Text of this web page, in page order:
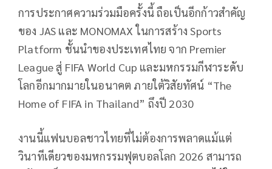
การประกาศความร่วมมือครั้งนี้ ถือเป็นอีกก้าวสำคัญ
ของ JAS และ MONOMAX ในการสร้าง Sports
Platform ชั้นนำของประเทศไทย จาก Premier
League สู่ FIFA World Cup และมหกรรมกีฬาระดับ
โลกอีกมากมายในอนาคต ภายใต้วิสัยทัศน์ “The
Home of FIFA in Thailand” ถึงปี 2030
งานนี้แฟนบอลชาวไทยที่ไม่ต้องการพลาดแม้แต่
วินาทีเดียวของมหกรรมฟุตบอลโลก 2026 สามารถ